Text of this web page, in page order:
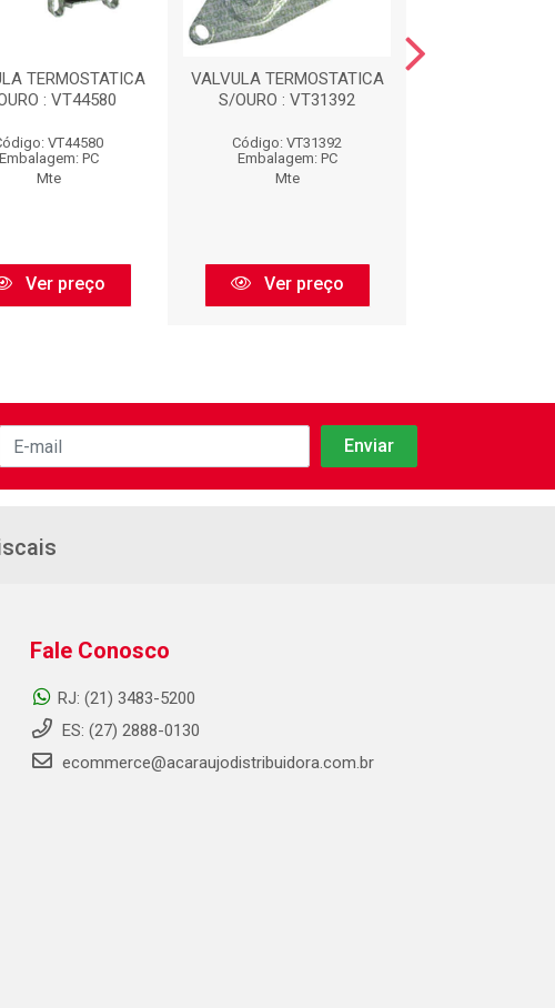
TERMOSTATICA
: VT44580
VT44580
Embalagem: PC
Mte
Ver preço
VALVULA TERMOSTATICA
S/OURO : VT31392
Código: VT31392
Embalagem: PC
Mte
Ver preço
Fale Conosco
RJ: (21) 3483-5200
ES: (27) 2888-0130
ecommerce@acaraujodistribuidora.com.br